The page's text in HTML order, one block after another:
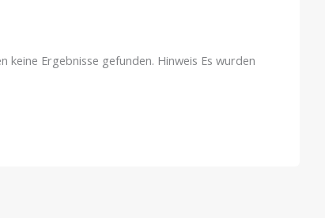
Ergebnisse gefunden. Hinweis Es wurden